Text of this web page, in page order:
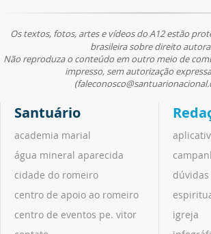
Os textos, fotos, artes e vídeos do A12 estão
brasileira sobre direito
Não reproduza o conteúdo em outro meio de
impresso, sem autorização
Santuário
academia marial
água mineral aparecida
cidade do romeiro
centro de apoio ao romeiro
centro de eventos pe. vitor
igreja